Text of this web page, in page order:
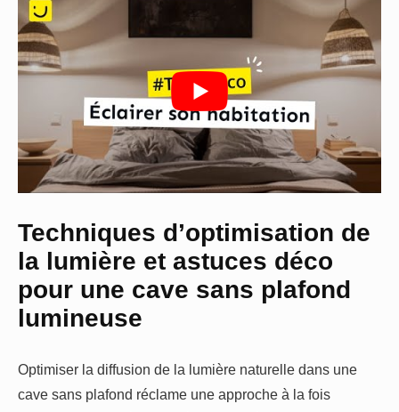
Techniques d’optimisation de
la lumière et astuces déco
pour une cave sans plafond
lumineuse
Optimiser la diffusion de la lumière naturelle dans une
cave sans plafond réclame une approche à la fois